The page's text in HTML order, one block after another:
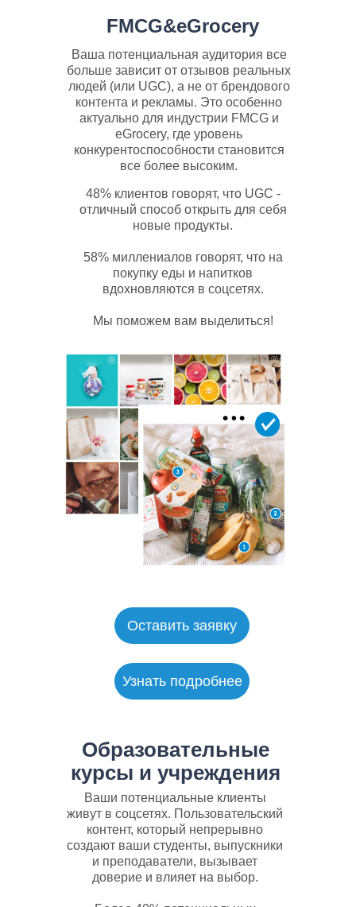
Ваша потенциальная аудитория все
больше зависит от отзывов реальных
людей (или UGC), а не от брендового
контента и рекламы. Это особенно
актуально для индустрии FMCG и
eGrocery, где уровень
конкурентоспособности становится
все более высоким.
Оставить заявку
FMCG&eGrocery
Узнать подробнее
48% клиентов говорят, что UGC -
отличный способ открыть для себя
новые продукты.
58% миллениалов говорят, что на
покупку еды и напитков
вдохновляются в соцсетях.
Мы поможем вам выделиться!
Образовательные
курсы и учреждения
Ваши потенциальные клиенты
живут в соцсетях. Пользовательский
контент, который непрерывно
создают ваши студенты, выпускники
и преподаватели, вызывает
доверие и влияет на выбор.